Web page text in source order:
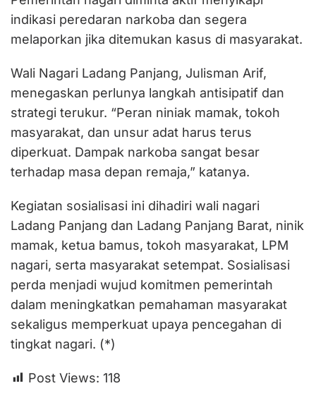
indikasi peredaran narkoba dan segera
melaporkan jika ditemukan kasus di masyarakat.
Wali Nagari Ladang Panjang, Julisman Arif,
menegaskan perlunya langkah antisipatif dan
strategi terukur. “Peran niniak mamak, tokoh
masyarakat, dan unsur adat harus terus
diperkuat. Dampak narkoba sangat besar
terhadap masa depan remaja,” katanya.
Kegiatan sosialisasi ini dihadiri wali nagari
Ladang Panjang dan Ladang Panjang Barat, ninik
mamak, ketua bamus, tokoh masyarakat, LPM
nagari, serta masyarakat setempat. Sosialisasi
perda menjadi wujud komitmen pemerintah
dalam meningkatkan pemahaman masyarakat
sekaligus memperkuat upaya pencegahan di
tingkat nagari. (*)
Post Views: 118